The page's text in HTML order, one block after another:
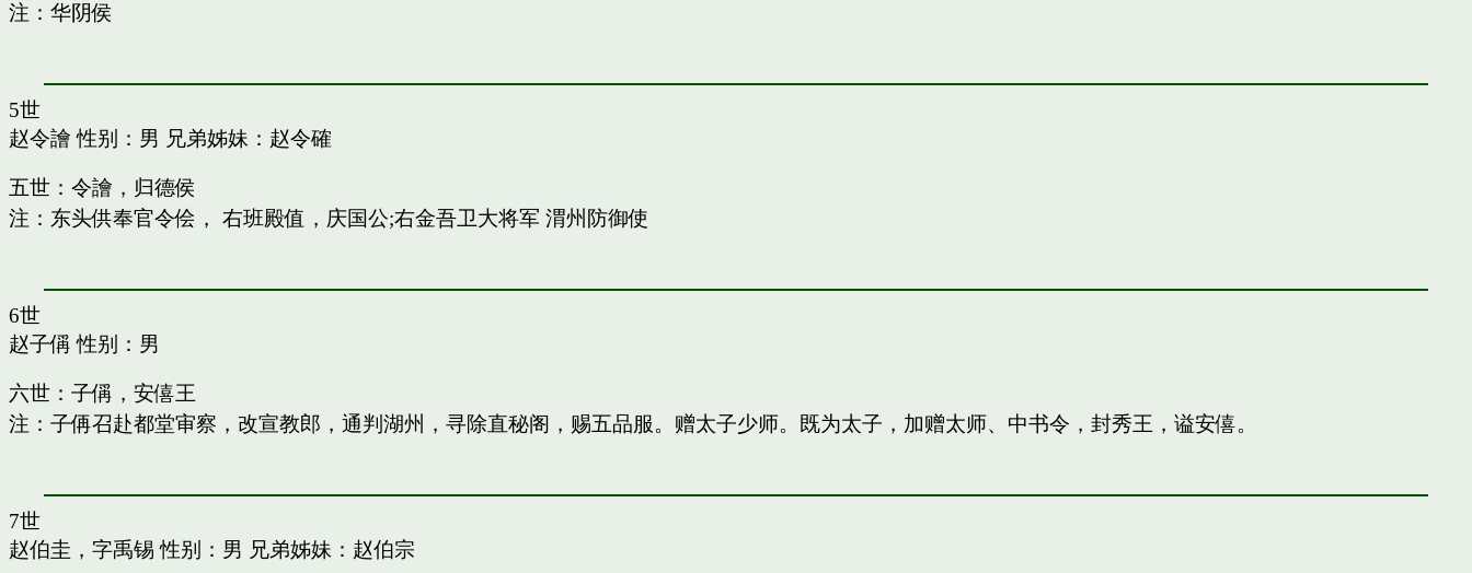
注：华阴侯
5世
赵令譮 性别：男 兄弟姊妹： 赵令確
五世：令譮，归德侯
注：东头供奉官令侩， 右班殿值，庆国公;右金吾卫大将军 渭州防御使
6世
赵子偁 性别：男
六世：子偁，安僖王
注：子侢召赴都堂审察，改宣教郎，通判湖州，寻除直秘阁，赐五品服。赠太子少师。既为太子，加赠太师、中书令，封秀王，谥安僖。
7世
赵伯圭，字禹锡 性别：男 兄弟姊妹： 赵伯宗